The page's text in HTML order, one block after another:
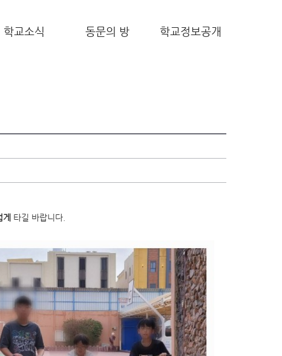
학교소식 동문의 방 학교정보공개
타길 바랍니다.